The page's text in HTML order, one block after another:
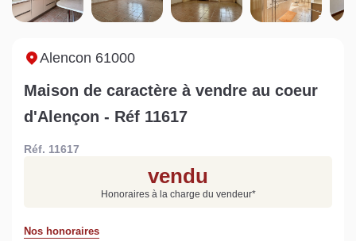
sont les
?
maison à Mortagne-au-
Perche
non viabilisé
Pail ?
Estimez votre bien en ligne.
en quelques clics.
Alencon 61000
Maison de caractère à vendre au coeur
d'Alençon - Réf 11617
Réf. 11617
vendu
Honoraires à la charge du vendeur*
Nos honoraires